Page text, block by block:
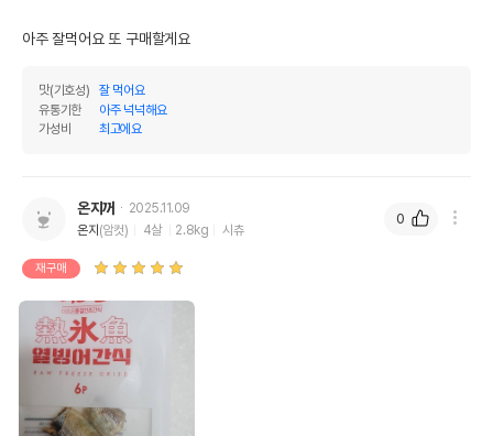
아주 잘먹어요 또 구매할게요
맛(기호성)
잘 먹어요
유통기한
아주 넉넉해요
가성비
최고에요
온지꺼
2025.11.09
온지 (암컷) 4살 2.8kg 시츄
재구매
0